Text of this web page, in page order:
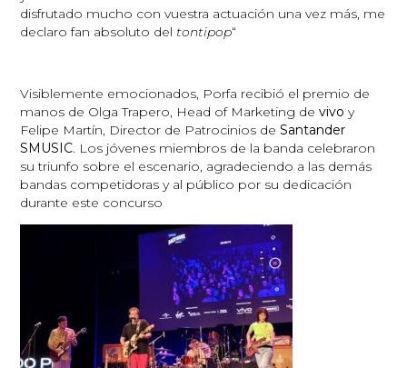
disfrutado mucho con vuestra actuación una vez más, me
declaro fan absoluto del tontipop“
Visiblemente emocionados, Porfa recibió el premio de
manos de Olga Trapero, Head of Marketing devivo y
Felipe Martín, Director de Patrocinios deSantander
SMUSIC . Los jóvenes miembros de la banda celebraron
su triunfo sobre el escenario, agradeciendo a las demás
bandas competidoras y al público por su dedicación
durante este concurso